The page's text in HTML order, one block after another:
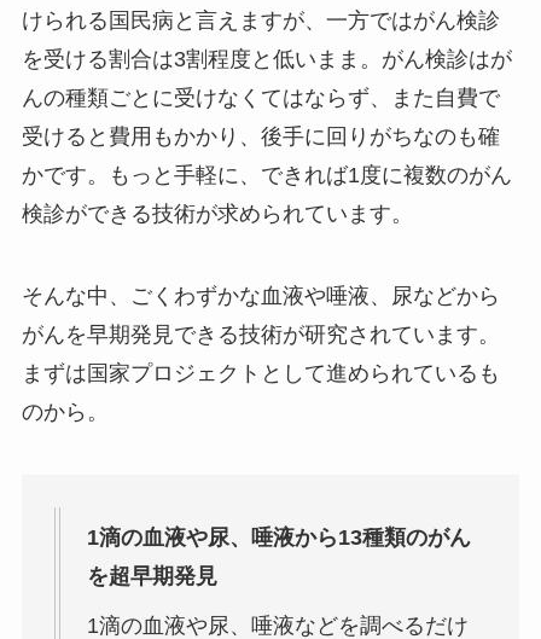
けられる国民病と言えますが、一方ではがん検診
を受ける割合は3割程度と低いまま。がん検診はが
んの種類ごとに受けなくてはならず、また自費で
受けると費用もかかり、後手に回りがちなのも確
かです。もっと手軽に、できれば1度に複数のがん
検診ができる技術が求められています。
そんな中、ごくわずかな血液や唾液、尿などから
がんを早期発見できる技術が研究されています。
まずは国家プロジェクトとして進められているも
のから。
1滴の血液や尿、唾液から13種類のがん
を超早期発見
1滴の血液や尿、唾液などを調べるだけ